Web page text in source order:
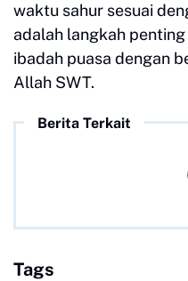
waktu sahur sesuai
adalah langkah
ibadah puasa dengan
Allah SWT.
Berita Terkait
Tags